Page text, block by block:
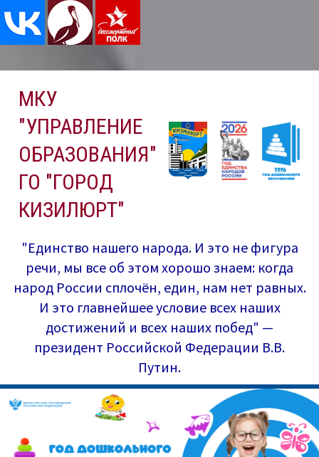
содержимому
МКУ
"УПРАВЛЕНИЕ
ОБРАЗОВАНИЯ"
ГО "ГОРОД
КИЗИЛЮРТ"
"Единство нашего народа. И это не фигура
речи, мы все об этом хорошо знаем: когда
народ России сплочён, един, нам нет равных.
И это главнейшее условие всех наших
достижений и всех наших побед" —
президент Российской Федерации В.В.
Путин.